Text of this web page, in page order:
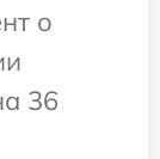
о
36